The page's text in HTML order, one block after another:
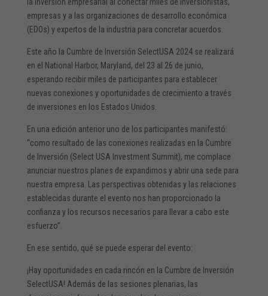
empresas y a las organizaciones de desarrollo económica
(EDOs) y expertos de la industria para concretar acuerdos.
Este año la Cumbre de Inversión SelectUSA 2024 se realizará
en el National Harbor, Maryland, del 23 al 26 de junio,
esperando recibir miles de participantes para establecer
nuevas conexiones y oportunidades de crecimiento a través
de inversiones en los Estados Unidos.
En una edición anterior uno de los participantes manifestó:
“como resultado de las conexiones realizadas en la Cumbre
de Inversión (Select USA Investment Summit), me complace
anunciar nuestros planes de expandirnos y abrir una sede para
nuestra empresa. Las perspectivas obtenidas y las relaciones
establecidas durante el evento nos han proporcionado la
confianza y los recursos necesarios para llevar a cabo este
esfuerzo”.
En ese sentido, qué se puede esperar del evento:
¡Hay oportunidades en cada rincón en la Cumbre de Inversión
SelectUSA! Además de las sesiones plenarias, las